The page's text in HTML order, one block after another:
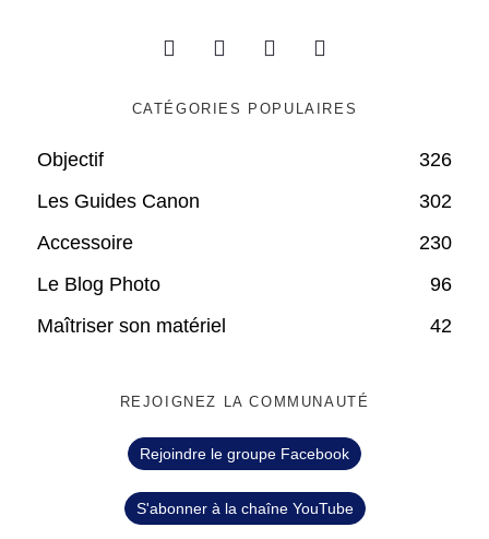
CATÉGORIES POPULAIRES
Objectif
326
Les Guides Canon
302
Accessoire
230
Le Blog Photo
96
Maîtriser son matériel
42
REJOIGNEZ LA COMMUNAUTÉ
Rejoindre le groupe Facebook
S'abonner à la chaîne YouTube